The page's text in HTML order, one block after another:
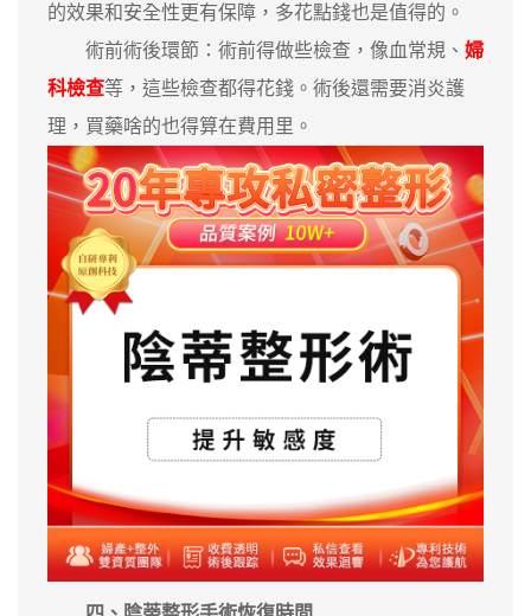
的效果和安全性更有保障，多花點錢也是值得的。
術前術後環節：術前得做些檢查，像血常規、 婦
科檢查等，這些檢查都得花錢。術後還需要消炎護
理，買藥啥的也得算在費用里。